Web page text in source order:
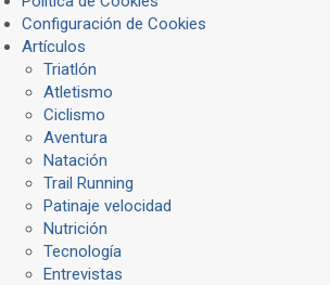
Configuración de Cookies
Artículos
Triatlón
Atletismo
Ciclismo
Aventura
Natación
Trail Running
Patinaje velocidad
Nutrición
Tecnología
Entrevistas